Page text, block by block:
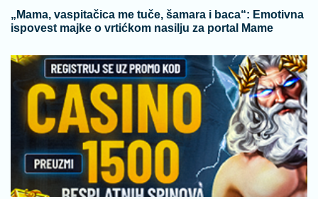
„Mama, vaspitačica me tuče, šamara i baca“: Emotivna
ispovest majke o vrtićkom nasilju za portal Mame